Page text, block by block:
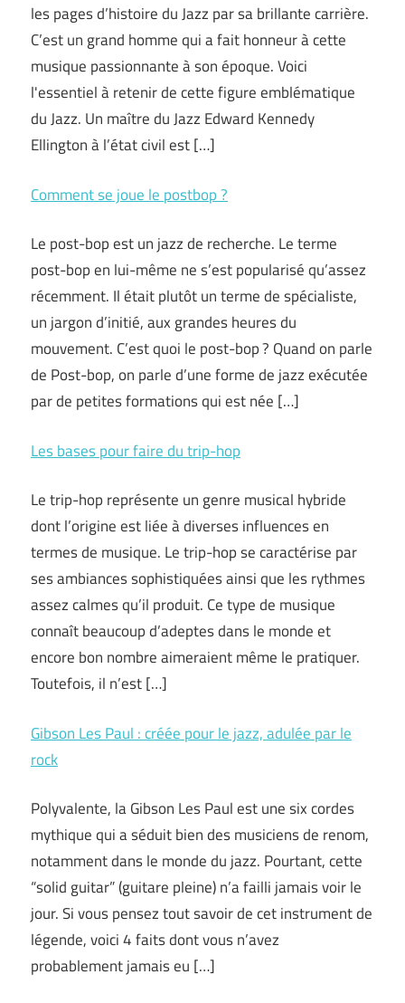
les pages d’histoire du Jazz par sa brillante carrière.
C’est un grand homme qui a fait honneur à cette
musique passionnante à son époque. Voici
l'essentiel à retenir de cette figure emblématique
du Jazz. Un maître du Jazz Edward Kennedy
Ellington à l’état civil est […]
Comment se joue le postbop ?
Le post-bop est un jazz de recherche. Le terme
post-bop en lui-même ne s’est popularisé qu’assez
récemment. Il était plutôt un terme de spécialiste,
un jargon d’initié, aux grandes heures du
mouvement. C’est quoi le post-bop ? Quand on parle
de Post-bop, on parle d’une forme de jazz exécutée
par de petites formations qui est née […]
Les bases pour faire du trip-hop
Le trip-hop représente un genre musical hybride
dont l’origine est liée à diverses influences en
termes de musique. Le trip-hop se caractérise par
ses ambiances sophistiquées ainsi que les rythmes
assez calmes qu’il produit. Ce type de musique
connaît beaucoup d’adeptes dans le monde et
encore bon nombre aimeraient même le pratiquer.
Toutefois, il n’est […]
Gibson Les Paul : créée pour le jazz, adulée par le
rock
Polyvalente, la Gibson Les Paul est une six cordes
mythique qui a séduit bien des musiciens de renom,
notamment dans le monde du jazz. Pourtant, cette
“solid guitar” (guitare pleine) n’a failli jamais voir le
jour. Si vous pensez tout savoir de cet instrument de
légende, voici 4 faits dont vous n’avez
probablement jamais eu […]